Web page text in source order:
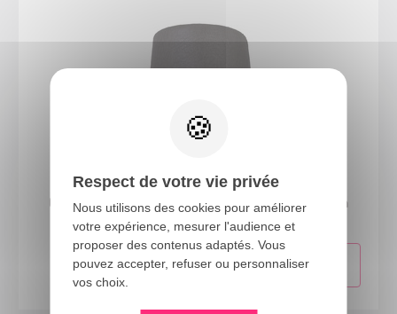
40004
Chapeau feutre haut de forme - adulte - noir - 12cm
Respect de votre vie privée
Nous utilisons des cookies pour améliorer
votre expérience, mesurer l'audience et
proposer des contenus adaptés. Vous
pouvez accepter, refuser ou personnaliser
vos choix.